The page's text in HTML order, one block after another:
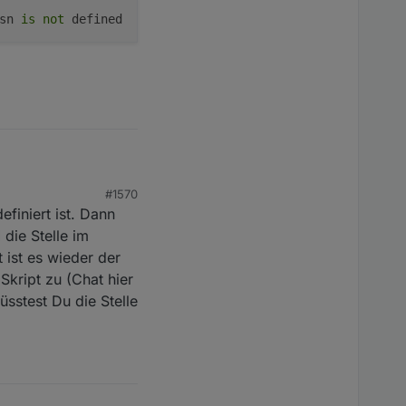
+ " batsoc:" + batsoc + "%")
is not
#1570
ist. Dann
die Stelle im
ist es wieder der
zu (Chat hier
Du die Stelle